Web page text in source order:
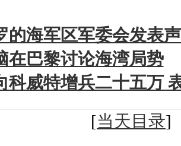
的海军区军委会发表
在巴黎讨论海湾局势
科威特增兵二十五万
[当天目录